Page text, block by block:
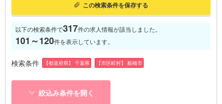
この検索条件を保存する
以下の検索条件で317件の求人情報が該当しました。
101～120件を表示しています。
検索条件 【都道府県】 千葉県 【市区町村】 船橋市
絞込み条件を開く